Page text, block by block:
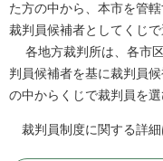
た方の中から、本市を管
裁判員候補者としてくじで
各地方裁判所は、各市
判員候補者を基に裁判員
の中からくじで裁判員を選
裁判員制度に関する詳細